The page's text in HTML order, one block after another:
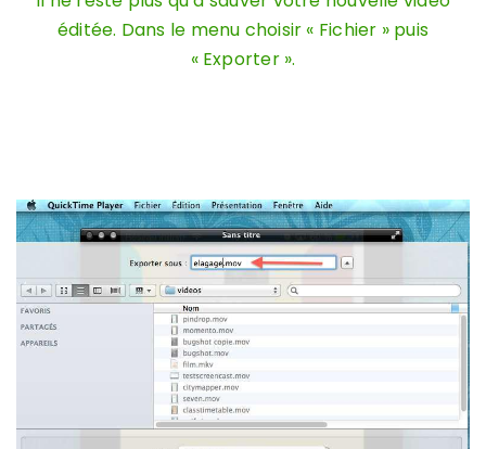
éditée. Dans le menu choisir « Fichier » puis
« Exporter ».